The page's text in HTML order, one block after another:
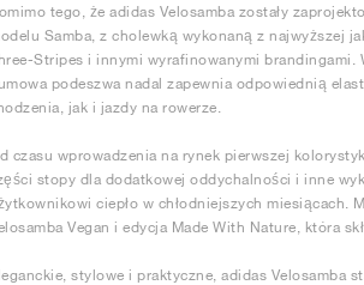
tego, że adidas Velosamba zostały
Samba, z cholewką wykonaną z najwyższej
Stripes i innymi wyrafinowanymi brandingami.
podeszwa nadal zapewnia odpowiednią
jak i jazdy na rowerze.
czasu wprowadzenia na rynek pierwszej
stopy dla dodatkowej oddychalności i inne
ciepło w chłodniejszych miesiącach.
Vegan i edycja Made With Nature, która
stylowe i praktyczne, adidas